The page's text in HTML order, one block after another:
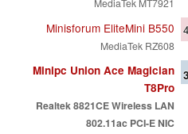
MediaTek MT7921
Minisforum EliteMini B550
MediaTek RZ608
Minipc Union Ace Magician
T8Pro
Realtek 8821CE Wireless LAN
802.11ac PCI-E NIC